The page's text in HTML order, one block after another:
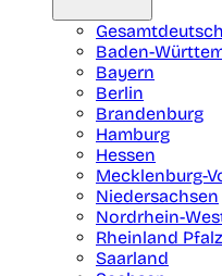
Baden-
Bayern
Berlin
Brandenburg
Hamburg
Hessen
Mecklenburg-
Niedersachsen
Nordrhein-
Rheinland Pfalz
Saarland